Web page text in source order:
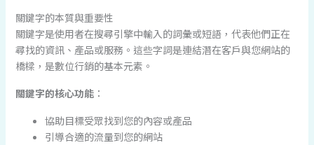
關鍵字的本質與重要性
關鍵字是使用者在搜尋引擎中輸入的詞彙或短語，代表他們正在
尋找的資訊、產品或服務。這些字詞是連結潛在客戶與您網站的
橋樑，是數位行銷的基本元素。
關鍵字的核心功能：
協助目標受眾找到您的內容或產品
引導合適的流量到您的網站